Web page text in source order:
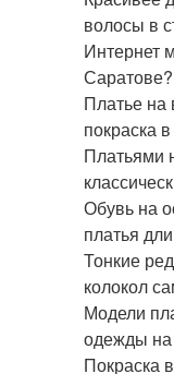
волосы в
Интернет
Платье на
покраска
Платьями
Обувь на
платья
Тонкие
колокол
Модели
одежды на
Покраска